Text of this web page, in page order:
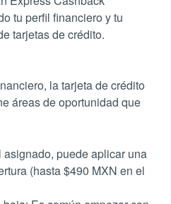
tu perfil financiero y tu
tarjetas de crédito.
la tarjeta de crédito
áreas de oportunidad que
puede aplicar una
(hasta $490 MXN en el